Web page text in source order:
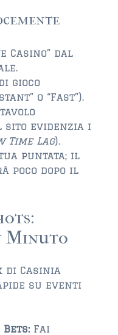
Casino” dal
gioco
o “Fast”).
sito evidenzia i
Time Lag).
puntata; il
poco dopo il
Minuto
di Casinia
su eventi
Bets: Fai